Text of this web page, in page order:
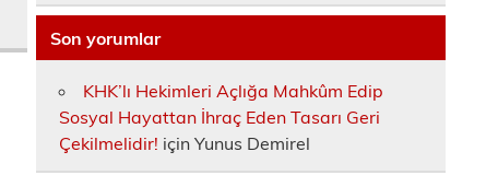
Son yorumlar
KHK’lı Hekimleri Açlığa Mahkûm Edip
Sosyal Hayattan İhraç Eden Tasarı Geri
Çekilmelidir! içinYunus Demirel